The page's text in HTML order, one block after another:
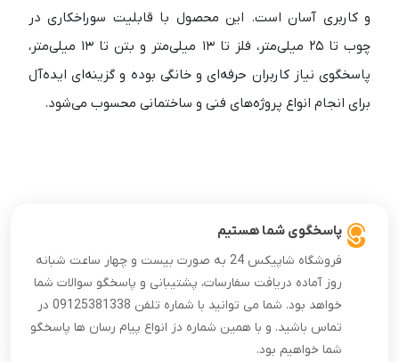
و کاربری آسان است. این محصول با قابلیت سوراخکاری در
چوب تا ۲۵ میلی‌متر، فلز تا ۱۳ میلی‌متر و بتن تا ۱۳ میلی‌متر،
پاسخگوی نیاز کاربران حرفه‌ای و خانگی بوده و گزینه‌ای ایده‌آل
برای انجام انواع پروژه‌های فنی و ساختمانی محسوب می‌شود.
پاسخگوی شما هستیم
فروشگاه شاپیکس 24 به صورت بیست و چهار ساعت شبانه
روز آماده دریافت سفارسات، پشتیبانی و پاسخگو سوالات شما
خواهد بود. شما می توانید با شماره تلفن 09125381338 در
تماس باشید. و با همین شماره دز انواع پیام رسان ها پاسخگو
شما خواهیم بود.